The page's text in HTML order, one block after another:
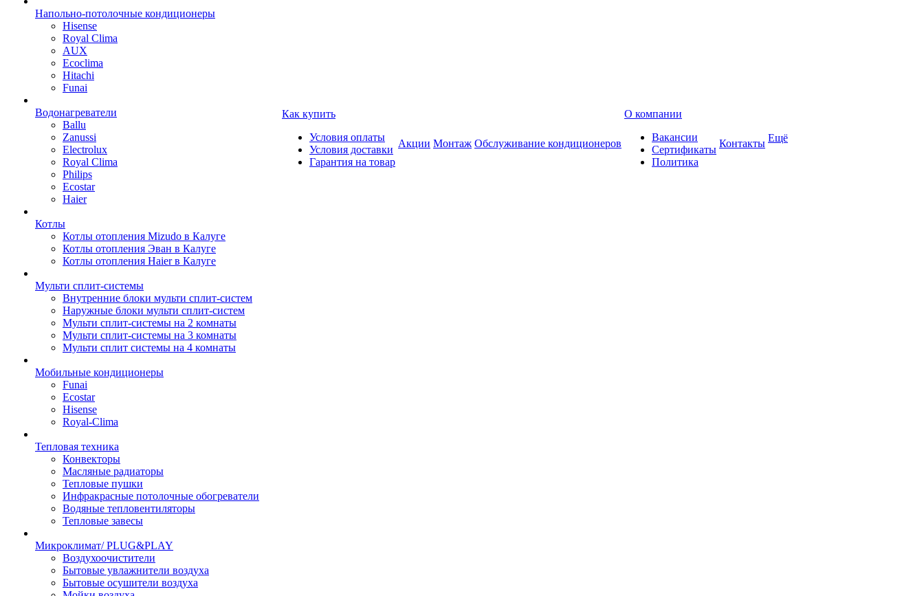
Напольно-потолочные кондиционеры
Hisense
Royal Clima
AUX
Ecoclima
Hitachi
Funai
Водонагреватели
Ballu
Zanussi
Electrolux
Royal Clima
Philips
Ecostar
Haier
Котлы
Котлы отопления Mizudo в Калуге
Котлы отопления Эван в Калуге
Котлы отопления Haier в Калуге
Мульти сплит-системы
Внутренние блоки мульти сплит-систем
Наружные блоки мульти сплит-систем
Мульти сплит-системы на 2 комнаты
Мульти сплит-системы на 3 комнаты
Мульти сплит системы на 4 комнаты
Мобильные кондиционеры
Funai
Ecostar
Hisense
Royal-Clima
Тепловая техника
Конвекторы
Масляные радиаторы
Тепловые пушки
Инфракрасные потолочные обогреватели
Водяные тепловентиляторы
Тепловые завесы
Микроклимат/ PLUG&PLAY
Воздухоочистители
Бытовые увлажнители воздуха
Бытовые осушители воздуха
Как купить
Условия оплаты
Условия доставки
Гарантия на товар
Акции Монтаж Обслуживание кондиционеров
О компании
Вакансии
Сертификаты
Политика
Контакты Ещё